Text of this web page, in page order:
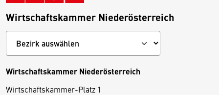
Wirtschaftskammer Niederösterreich
Wirtschaftskammer Niederösterreich
Wirtschaftskammer-Platz 1